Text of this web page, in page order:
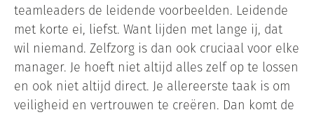
teamleaders de leidende voorbeelden. Leidende
met korte ei, liefst. Want lijden met lange ij, dat
wil niemand. Zelfzorg is dan ook cruciaal voor elke
manager. Je hoeft niet altijd alles zelf op te lossen
en ook niet altijd direct. Je allereerste taak is om
veiligheid en vertrouwen te creëren. Dan komt de